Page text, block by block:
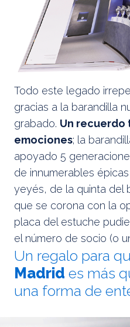
Todo este legado
gracias a la barandilla
grabado. Un recuerdo
emociones; la
apoyado 5
de innumerables
yeyés, de la quinta del
que se corona con la
placa del estuche
el número de socio (o
Un regalo para
Madrid es más
una forma de